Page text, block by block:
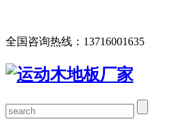
全国咨询热线： 13716001635